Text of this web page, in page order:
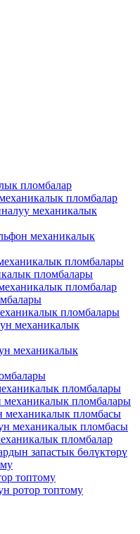
пломбалар
пломбалар
механикалык
механикалык
пломбалары
пломбалары
пломбалар
пломбалары
механикалык
механикалык
пломбалары
механикалык пломбалары
механикалык пломбасы
механикалык пломбасы
пломбалар
запастык бөлүктөрү
топтому
ротор топтому